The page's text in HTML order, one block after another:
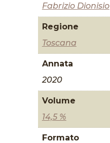
Fabrizio Dionisio
Regione
Toscana
Annata
2020
Volume
14,5 %
Formato